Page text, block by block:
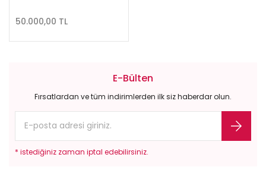
50.000,00 TL
E-Bülten
Fırsatlardan ve tüm indirimlerden ilk siz haberdar olun.
* istediğiniz zaman iptal edebilirsiniz.